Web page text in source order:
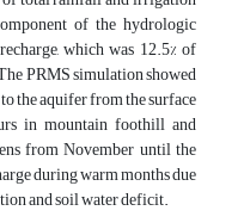
of the hydrologic
which was 12.5% of
PRMS simulation showed
the aquifer from the surface
in mountain foothill and
from November until the
during warm months due
and soil water deficit.